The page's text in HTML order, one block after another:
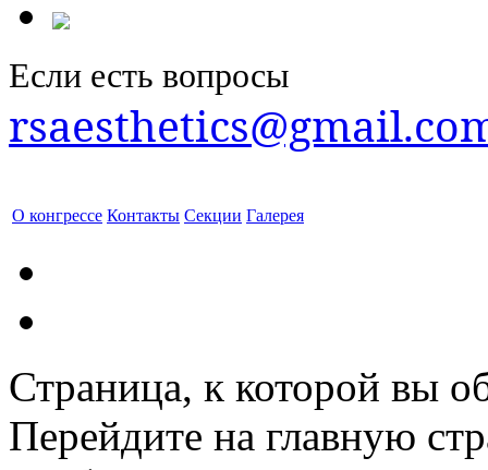
Если есть вопросы
О конгрессе Контакты Секции Галерея
Страница, к которой вы
Перейдите на главную